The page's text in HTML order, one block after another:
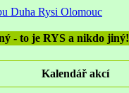
- to je RYS a nikdo jiný!
Kalendář akcí